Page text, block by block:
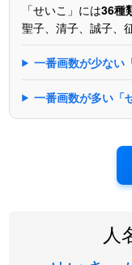
「せいこ」には36種
聖子、清子、誠子、
一番画数が少ない
一番画数が多い「
人